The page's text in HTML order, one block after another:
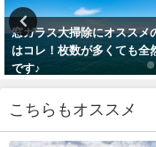
窓ガラス大掃除にオススメ
はコレ！枚数が多くても全
です♪
こちらもオススメ